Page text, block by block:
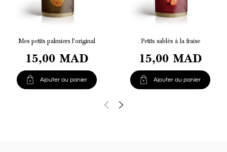
Mes petits palmiers l'original
15,00 MAD
 Ajouter au panier
Petits sablés à la fraise
15,00 MAD
 Ajouter au panier